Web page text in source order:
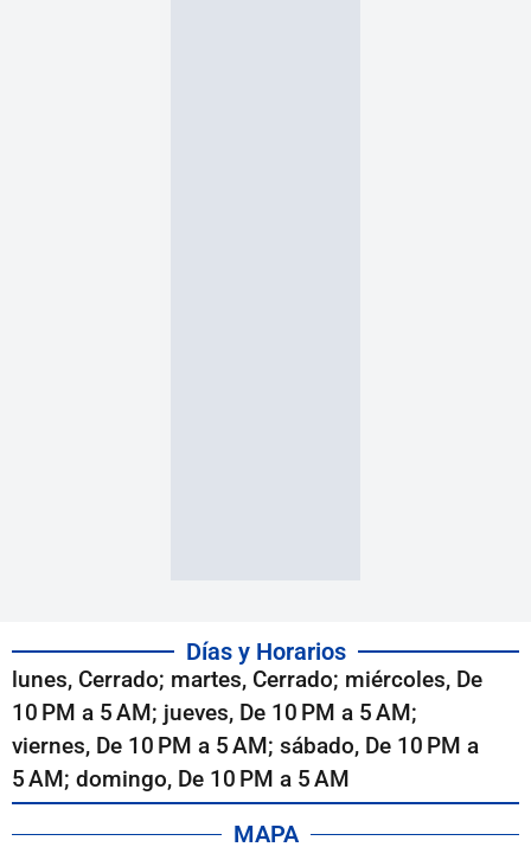
Días y Horarios
lunes, Cerrado; martes, Cerrado; miércoles, De
10 PM a 5 AM; jueves, De 10 PM a 5 AM;
viernes, De 10 PM a 5 AM; sábado, De 10 PM a
5 AM; domingo, De 10 PM a 5 AM
MAPA